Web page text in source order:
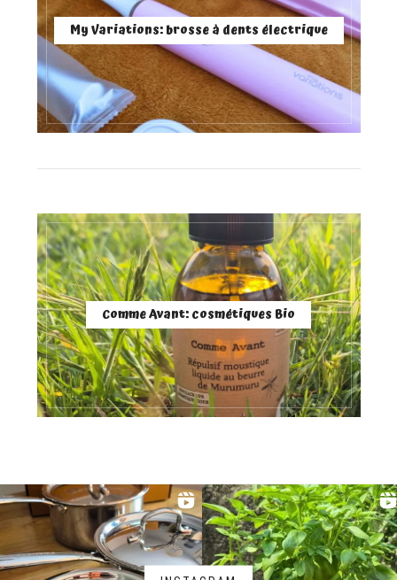
My Variations: brosse à dents électrique
Comme Avant: cosmétiques Bio